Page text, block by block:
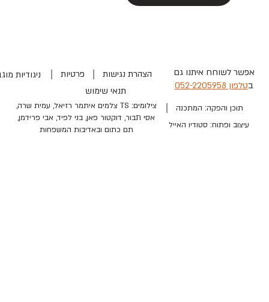
אפשר לשוחח איתנו גם
טלפון 052-2205958
הצהרת נגישות
פרטיות
תנאי שימוש
ניגודיות מוגברת
תוכן והפקה: המתכנה
עיצוב ופתוח: סטודיו האייל
צילומים: TS צלמים איתמר רזיאל, עמית שרה,
אסי תבור, דוקטור פאן, בני לפיד, אבי פרידמן,
תם כתום ובאדיבות המשפחות